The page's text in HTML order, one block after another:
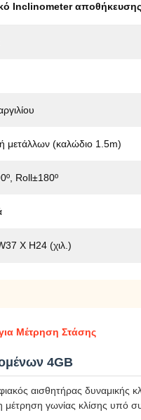
Inclinometer αποθήκευσης
μετάλλων (καλώδιο 1.5m)
Roll±180º
Χ H24 (χιλ.)
Μέτρηση Στάσης
4GB
αισθητήρας δυναμικής
μέτρηση γωνίας κλίσης υπό